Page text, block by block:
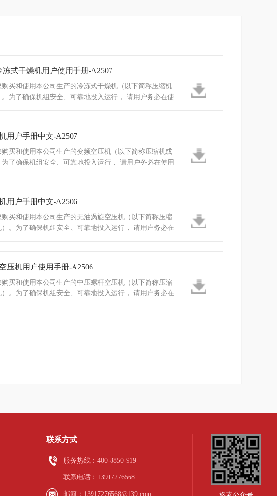
冻式干燥机用户使用手册-A2507
购买和使用本公司生产的冷冻式干燥机（以下简称压缩机
。为了确保机组安全、可靠地投入运行， 请用户务必在使
用户手册中文-A2507
购买和使用本公司生产的变频空压机（以下简称压缩机或
为了确保机组安全、可靠地投入运行， 请用户务必在使用
用户手册中文-A2506
购买和使用本公司生产的无油涡旋空压机（以下简称压缩
）。为了确保机组安全、可靠地投入运行， 请用户务必在
压机用户使用手册-A2506
购买和使用本公司生产的中压螺杆空压机（以下简称压缩
）。为了确保机组安全、可靠地投入运行， 请用户务必在
联系方式
服务热线：400-8850-919
联系电话：13917276568
邮箱：13917276568@139.com